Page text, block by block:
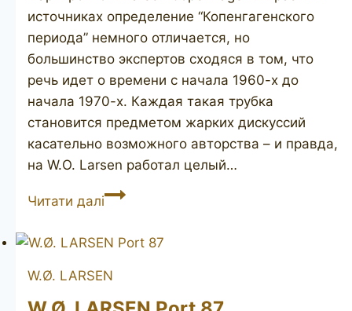
источниках определение “Копенгагенского
периода” немного отличается, но
большинство экспертов сходяся в том, что
речь идет о времени с начала 1960-х до
начала 1970-х. Каждая такая трубка
становится предметом жарких дискуссий
касательно возможного авторства – и правда,
на W.O. Larsen работал целый…
Читати даліLARSEN
Rustica
W.Ø. LARSEN